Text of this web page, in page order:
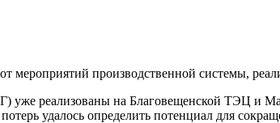
мероприятий производственной системы,
реализованы на Благовещенской ТЭЦ и
удалось определить потенциал для